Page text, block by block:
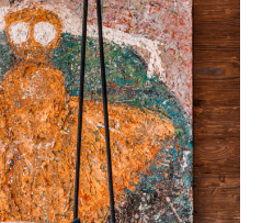
Partner
Jobs
Blog
Kontakt
Kataloge
Daten-Manager